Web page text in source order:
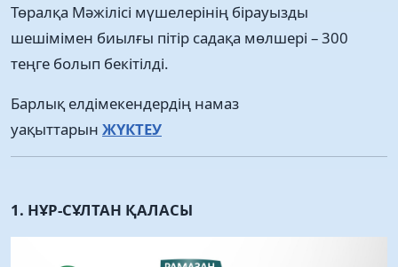
Төралқа Мәжілісі мүшелерінің бірауызды
шешімімен биылғы пітір садақа мөлшері – 300
теңге болып бекітілді.
Барлық елдімекендердің намаз
уақыттарын ЖҮКТЕУ
1. НҰР-СҰЛТАН ҚАЛАСЫ